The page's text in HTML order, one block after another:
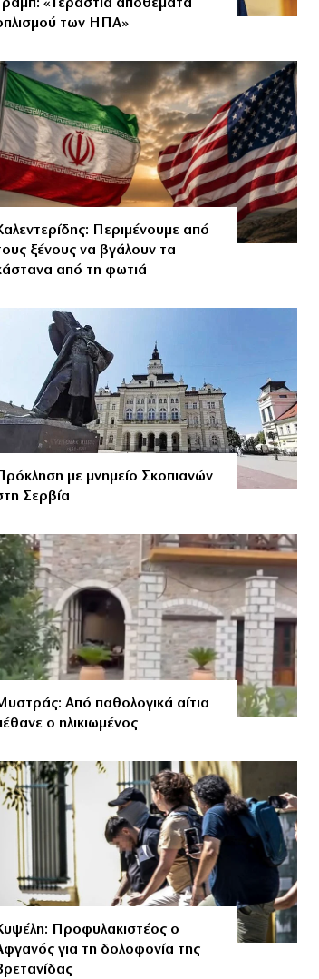
«Τεράστια αποθέματα
των ΗΠΑ»
Περιμένουμε από
ξένους να βγάλουν τα
από τη φωτιά
με μνημείο Σκοπιανών
Σερβία
Από παθολογικά αίτια
ο ηλικιωμένος
Προφυλακιστέος ο
για τη δολοφονία της